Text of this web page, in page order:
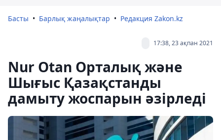
Басты Барлық жаңалықтар Редакция Zakon.kz
17:38, 23 ақпан 2021
Nur Otan Орталық және
Шығыс Қазақстанды
дамыту жоспарын әзірледі